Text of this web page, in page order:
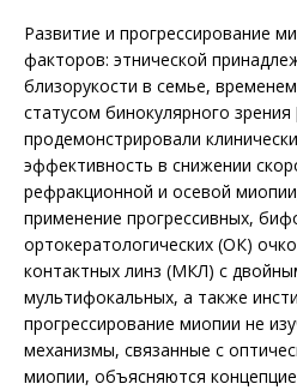
Развитие и прогрессирование
факторов: этнической
близорукости в семье,
статусом бинокулярного
продемонстрировали
эффективность в снижении
рефракционной и осевой
применение прогрессивных,
ортокератологических (ОК)
контактных линз (МКЛ) с
мультифокальных, а также
прогрессирование миопии не
механизмы, связанные с
миопии, объясняются